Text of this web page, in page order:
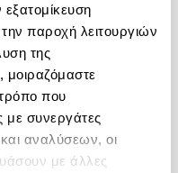
παροχή λειτουργιών
της
μοιραζόμαστε
που
με συνεργάτες
αναλύσεων, οι
με άλλες